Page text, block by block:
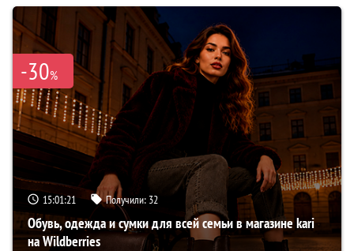
-30%
15:01:20 Получили: 32
Обувь, одежда и сумки для всей семьи в магазине kari
на Wildberries